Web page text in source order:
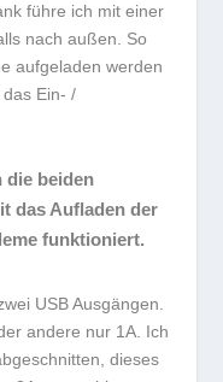
führe ich mit einer
nach außen. So
aufgeladen werden
Ein- /
die beiden
das Aufladen der
funktioniert.
USB Ausgängen.
andere nur 1A. Ich
dieses